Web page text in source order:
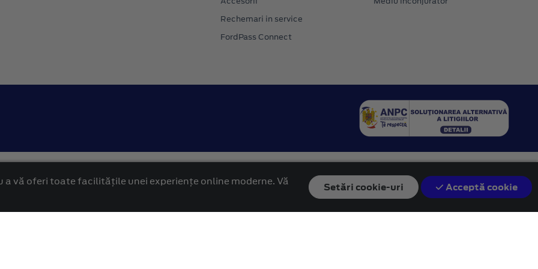
Rechemari in service
FordPass Connect
vă oferi toate facilitățile unei experiențe online moderne. Vă
Setări cookie-uri Acceptă cookie